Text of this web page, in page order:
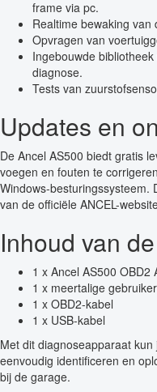
frame via pc.
Realtime bewaking van
Opvragen van
Ingebouwde
diagnose.
Tests van
Updates en
De Ancel AS500 biedt gratis
voegen en fouten te
Windows-besturingssysteem.
van de officiële ANCEL-
Inhoud van
1 x Ancel AS500 OBD2
1 x meertalige
1 x OBD2-kabel
1 x USB-kabel
Met dit diagnoseapparaat
eenvoudig identificeren en
bij de garage.